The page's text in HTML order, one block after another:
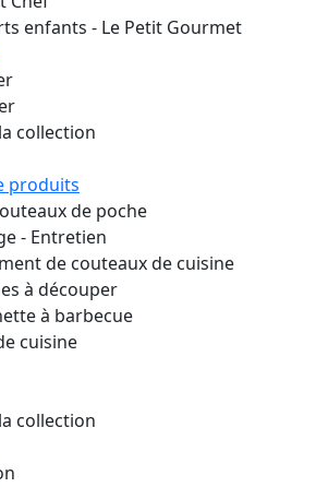
enfants - Le Petit Gourmet
collection
produits
de poche
- Entretien
de couteaux de cuisine
à découper
à barbecue
cuisine
collection